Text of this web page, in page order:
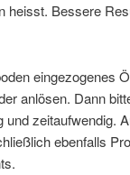
heisst. Bessere
eingezogenes
anlösen. Dann
zeitaufwendig.
ebenfalls